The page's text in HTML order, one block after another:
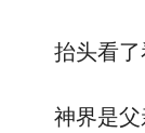
抬头看了看
神界是父